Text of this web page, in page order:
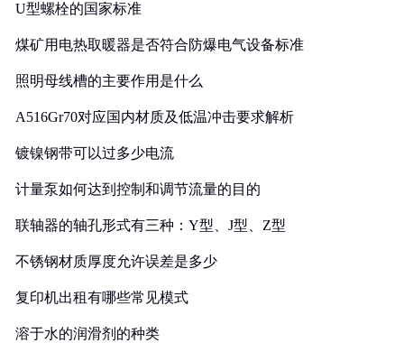
U型螺栓的国家标准
煤矿用电热取暖器是否符合防爆电气设备标准
照明母线槽的主要作用是什么
A516Gr70对应国内材质及低温冲击要求解析
镀镍钢带可以过多少电流
计量泵如何达到控制和调节流量的目的
联轴器的轴孔形式有三种：Y型、J型、Z型
不锈钢材质厚度允许误差是多少
复印机出租有哪些常见模式
溶于水的润滑剂的种类